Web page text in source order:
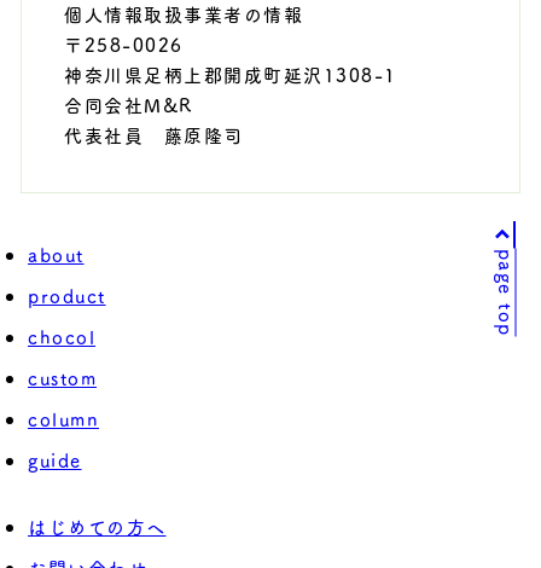
個人情報取扱事業者の情報
〒258-0026
神奈川県足柄上郡開成町延沢1308-1
合同会社M&R
代表社員 藤原隆司
about
product
chocol
custom
column
guide
はじめての方へ
page top